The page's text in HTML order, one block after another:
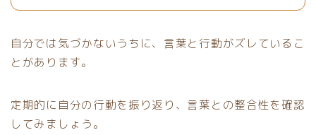
自分では気づかないうちに、言葉と行動がズレているこ
とがあります。
定期的に自分の行動を振り返り、言葉との整合性を確認
してみましょう。